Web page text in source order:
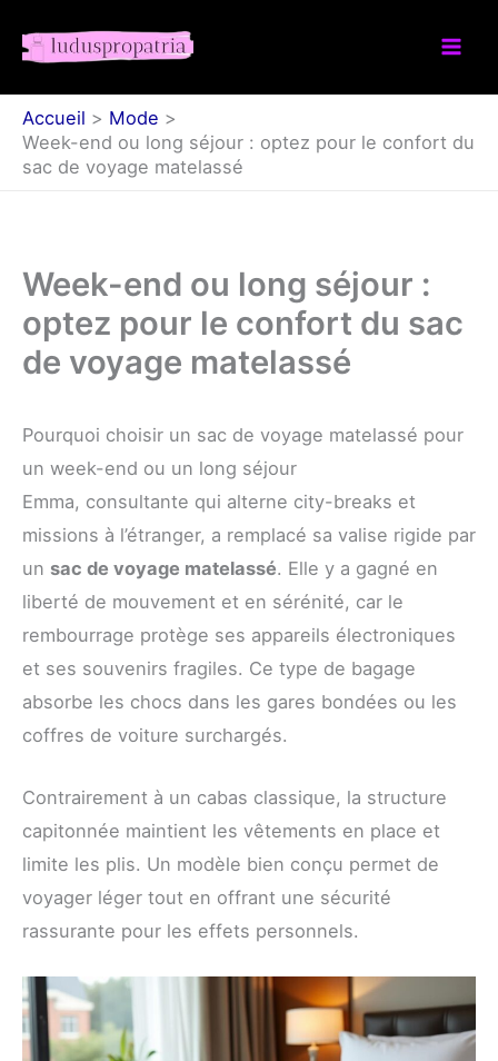
Accueil
Mode
Week-end ou long séjour : optez pour le confort du
sac de voyage matelassé
Week-end ou long séjour :
optez pour le confort du sac
de voyage matelassé
Pourquoi choisir un sac de voyage matelassé pour
un week-end ou un long séjour
Emma, consultante qui alterne city-breaks et
missions à l’étranger, a remplacé sa valise rigide par
un sac de voyage matelassé. Elle y a gagné en
liberté de mouvement et en sérénité, car le
rembourrage protège ses appareils électroniques
et ses souvenirs fragiles. Ce type de bagage
absorbe les chocs dans les gares bondées ou les
coffres de voiture surchargés.
Contrairement à un cabas classique, la structure
capitonnée maintient les vêtements en place et
limite les plis. Un modèle bien conçu permet de
voyager léger tout en offrant une sécurité
rassurante pour les effets personnels.